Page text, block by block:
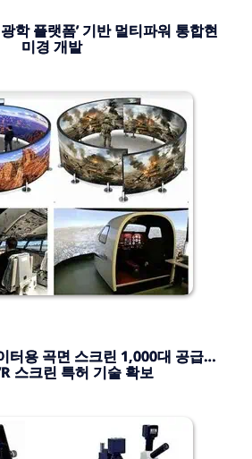
학 플랫폼’ 기반 멀티파워 통합현
미경 개발
터용 곡면 스크린 1,000대 공급…
스크린 특허 기술 확보